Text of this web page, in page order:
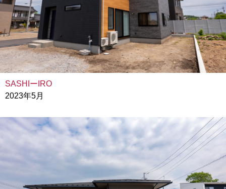
SASHIーIRO
2023年5月